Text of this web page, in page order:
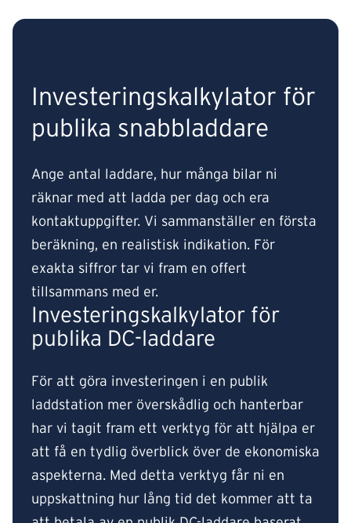
Investerings­kalkylator för
publika snabbladdare
Ange antal laddare, hur många bilar ni
räknar med att ladda per dag och era
kontaktuppgifter. Vi sammanställer en första
beräkning, en realistisk indikation. För
exakta siffror tar vi fram en offert
tillsammans med er.
Investeringskalkylator för
publika DC-laddare
För att göra investeringen i en publik
laddstation mer överskådlig och hanterbar
har vi tagit fram ett verktyg för att hjälpa er
att få en tydlig överblick över de ekonomiska
aspekterna. Med detta verktyg får ni en
uppskattning hur lång tid det kommer att ta